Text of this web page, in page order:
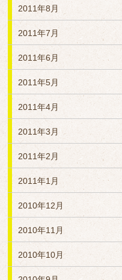
2011年8月
2011年7月
2011年6月
2011年5月
2011年4月
2011年3月
2011年2月
2011年1月
2010年12月
2010年11月
2010年10月